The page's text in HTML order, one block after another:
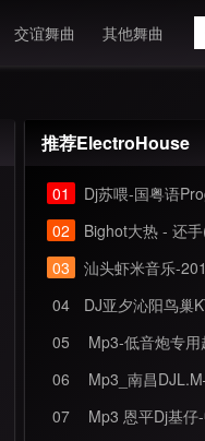
交谊舞曲 其他舞曲
推荐ElectroHouse
01 Dj苏喂-国粤语Prog抖音近期
02 Bighot大热 - 还手
03 汕头虾米音乐-2017
04 DJ亚夕沁阳鸟巢
05 Mp3-低音炮专
06 Mp3_南昌DJL.M—车载精选
07 Mp3 恩平Dj基仔-中英文Club七